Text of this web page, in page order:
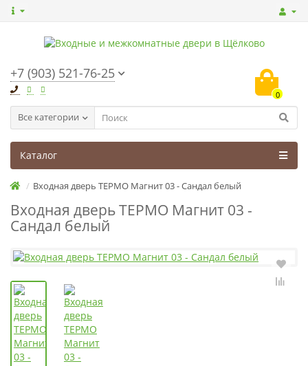
+7 (903) 521-76-25
0
Все категории
Каталог
Входная дверь ТЕРМО Магнит 03 - Сандал белый
Входная дверь ТЕРМО Магнит 03 -
Сандал белый